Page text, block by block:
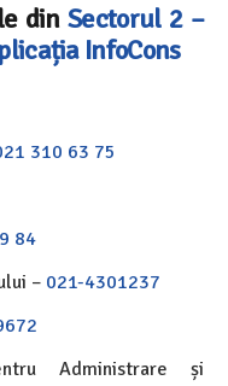
dinSectorul 2 –
InfoCons
310 63 75
84
– 021-4301237
Administrare și